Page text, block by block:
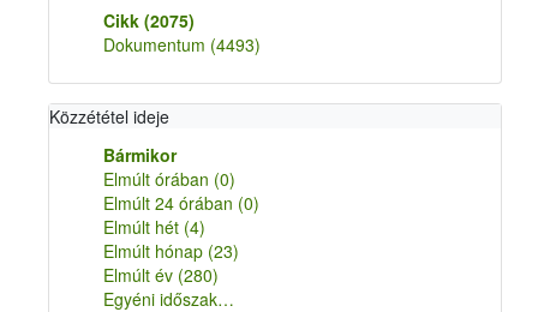
Cikk (2075)
Dokumentum (4493)
Közzététel ideje
Bármikor
Elmúlt órában (0)
Elmúlt 24 órában (0)
Elmúlt hét (4)
Elmúlt hónap (23)
Elmúlt év (280)
Egyéni időszak…